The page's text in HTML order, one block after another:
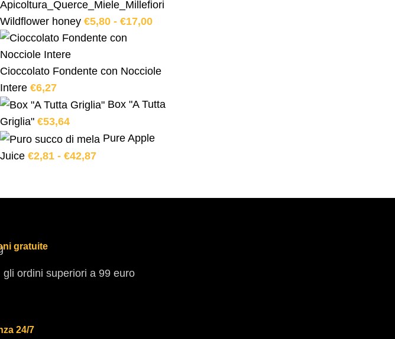
Wildflower honey €5,80 - €17,00
Cioccolato Fondente con Nocciole
Intere €6,27
Box "A Tutta
Griglia" €53,64
Pure Apple
Juice €2,81 - €42,87
gratuite
gli ordini superiori a 99 euro
24/7